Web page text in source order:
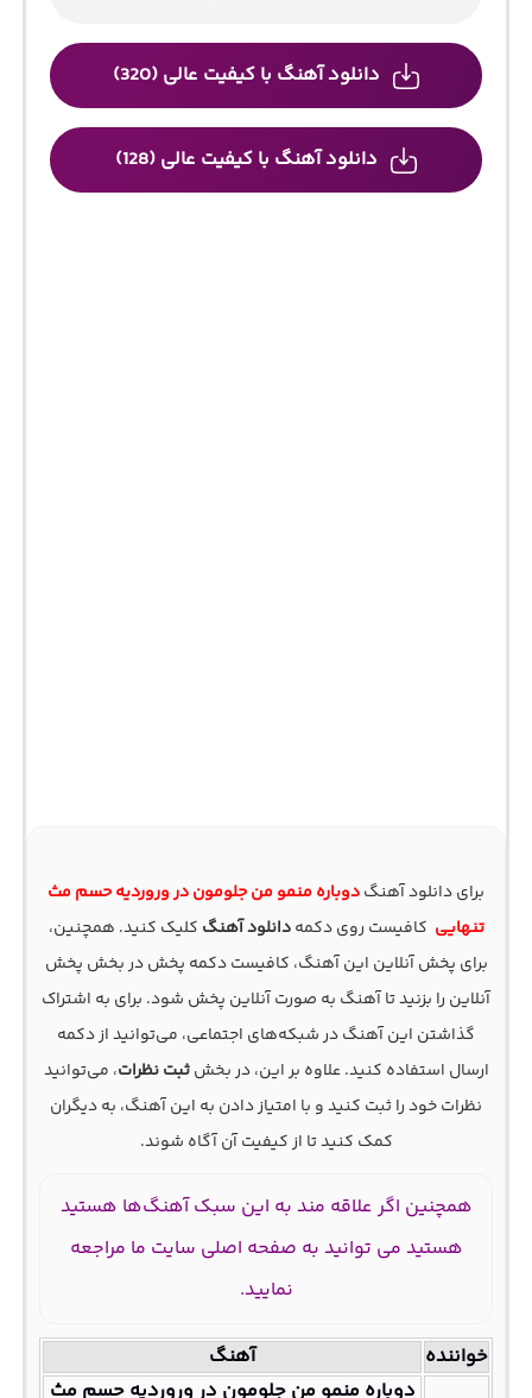
دانلود آهنگ با کیفیت عالی (320)
دانلود آهنگ با کیفیت عالی (128)
برای دانلود آهنگدوباره منمو من جلومون در وروردیه حسم مث
تنهایی کافیست روی دکمهدانلود آهنگ کلیک کنید. همچنین،
برای پخش آنلاین این آهنگ، کافیست دکمه پخش در بخش پخش
آنلاین را بزنید تا آهنگ به صورت آنلاین پخش شود. برای به اشتراک
گذاشتن این آهنگ در شبکه‌های اجتماعی، می‌توانید از دکمه
ارسال استفاده کنید. علاوه بر این، در بخشثبت نظرات، می‌توانید
نظرات خود را ثبت کنید و با امتیاز دادن به این آهنگ، به دیگران
کمک کنید تا از کیفیت آن آگاه شوند.
همچنین اگر علاقه مند به این سبک آهنگ‌ها هستید
هستید می توانید به صفحه اصلی سایت ما مراجعه
نمایید.
خواننده
آهنگ
دوباره منمو من جلومون در وروردیه حسم مث